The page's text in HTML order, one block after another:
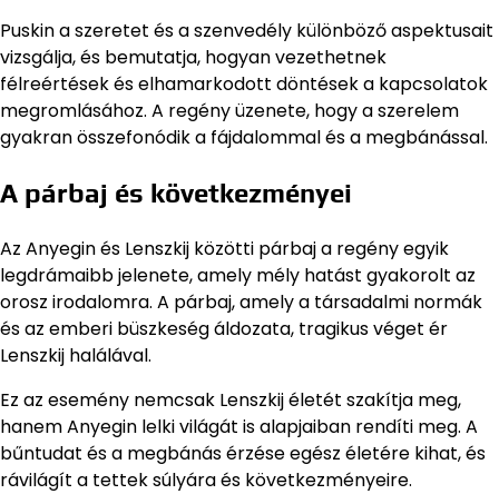
Puskin a szeretet és a szenvedély különböző aspektusait
vizsgálja, és bemutatja, hogyan vezethetnek
félreértések és elhamarkodott döntések a kapcsolatok
megromlásához. A regény üzenete, hogy a szerelem
gyakran összefonódik a fájdalommal és a megbánással.
A párbaj és következményei
Az Anyegin és Lenszkij közötti párbaj a regény egyik
legdrámaibb jelenete, amely mély hatást gyakorolt az
orosz irodalomra. A párbaj, amely a társadalmi normák
és az emberi büszkeség áldozata, tragikus véget ér
Lenszkij halálával.
Ez az esemény nemcsak Lenszkij életét szakítja meg,
hanem Anyegin lelki világát is alapjaiban rendíti meg. A
bűntudat és a megbánás érzése egész életére kihat, és
rávilágít a tettek súlyára és következményeire.